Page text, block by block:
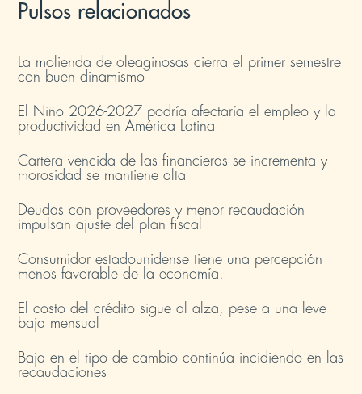
Pulsos relacionados
La molienda de oleaginosas cierra el primer semestre
con buen dinamismo​
El Niño 2026-2027 podría afectaría el empleo y la
productividad en América Latina​
Cartera vencida de las financieras se incrementa y
morosidad se mantiene alta​
Deudas con proveedores y menor recaudación
impulsan ajuste del plan fiscal​
Consumidor estadounidense tiene una percepción
menos favorable de la economía​.
El costo del crédito sigue al alza, pese a una leve
baja mensual​
Baja en el tipo de cambio continúa incidiendo en las
recaudaciones​